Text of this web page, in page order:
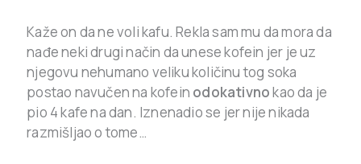
Kaže on da ne voli kafu. Rekla sam mu da mora da
nađe neki drugi način da unese kofein jer je uz
njegovu nehumano veliku količinu tog soka
postao navučen na kofein odokativnokao da je
pio 4 kafe na dan. Iznenadio se jer nije nikada
razmišljao o tome…